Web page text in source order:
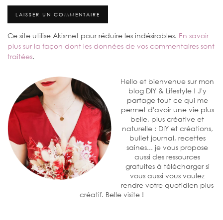
Ce site utilise Akismet pour réduire les indésirables. En savoir
plus sur la façon dont les données de vos commentaires sont
traitées.
Hello et bienvenue sur mon
blog DIY & Lifestyle ! J'y
partage tout ce qui me
permet d'avoir une vie plus
belle, plus créative et
naturelle : DIY et créations,
bullet journal, recettes
saines... je vous propose
aussi des ressources
gratuites à télécharger si
vous aussi vous voulez
rendre votre quotidien plus
créatif. Belle visite !